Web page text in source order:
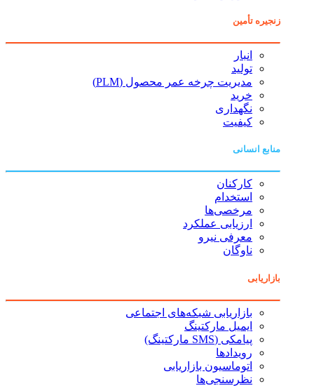
زنجیره تأمین
انبار
تولید
مدیریت چرخه عمر محصول (PLM)
خرید
نگهداری
کیفیت
منابع انسانی
کارکنان
استخدام
مرخصی‌ها
ارزیابی عملکرد
معرفی نیرو
ناوگان
بازاریابی
بازاریابی شبکه‌های اجتماعی
ایمیل مارکتینگ
پیامکی (SMS مارکتینگ)
رویدادها
اتوماسیون بازاریابی
نظرسنجی‌ها